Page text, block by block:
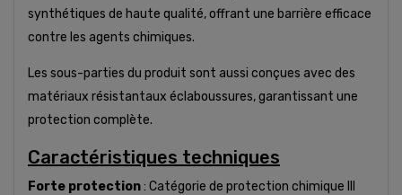
synthétiques de haute qualité, offrant une barrière efficace
contre les agents chimiques.
Les sous-parties du produit sont aussi conçues avec des
matériaux résistantaux éclaboussures, garantissant une
protection complète.
Caractéristiques techniques
Forte protection: Catégorie de protection chimique III